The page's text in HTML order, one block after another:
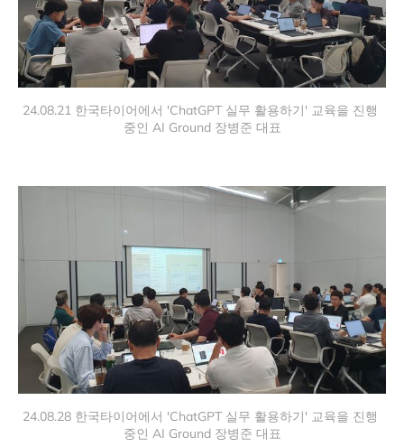
24.08.21 한국타이어에서 'ChatGPT 실무 활용하기' 교육을 진행
중인 AI Ground 장병준 대표
24.08.28 한국타이어에서 'ChatGPT 실무 활용하기' 교육을 진행
중인 AI Ground 장병준 대표